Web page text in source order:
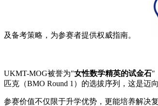
及备考策略，为参赛者提供权威指南。
UKMT-MOG被誉为"女性数学精英的试金石"
匹克（BMO Round 1）的选拔序列，这是迈
参赛价值不仅限于升学优势，更能培养解决